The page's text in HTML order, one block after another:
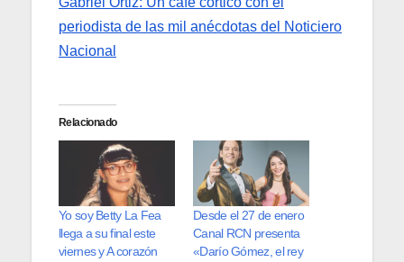
periodista de las mil anécdotas del Noticiero
Nacional
Relacionado
Yo soy Betty La Fea
llega a su final este
viernes y A corazón
Desde el 27 de enero
Canal RCN presenta
«Darío Gómez, el rey